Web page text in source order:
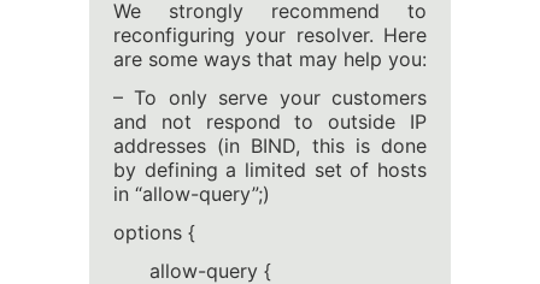
We strongly recommend to
reconfiguring your resolver. Here
are some ways that may help you:
– To only serve your customers
and not respond to outside IP
addresses (in BIND, this is done
by defining a limited set of hosts
in “allow-query”;)
options {
allow-query {